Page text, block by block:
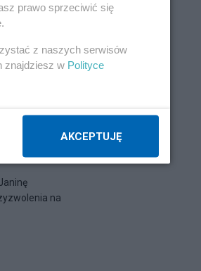
na
prawo sprzeciwić się
z naszych serwisów
znajdziesz w Polityce
AKCEPTUJĘ